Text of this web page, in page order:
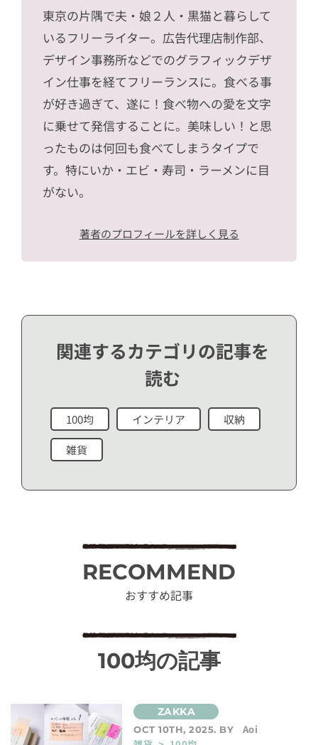
東京の片隅で夫・娘２人・黒猫と暮らして
いるフリーライター。広告代理店制作部、
デザイン事務所などでのグラフィックデザ
イン仕事を経てフリーランスに。食べる事
が好き過ぎて、遂に！食べ物への愛を文字
に乗せて発信することに。美味しい！と思
ったものは何回も食べてしまうタイプで
す。特にいか・エビ・寿司・ラーメンに目
がない。
著者のプロフィールを詳しく見る
関連するカテゴリの記事を
読む
100均 インテリア 収納
雑貨
RECOMMEND
おすすめ記事
100均の記事
OCT 10TH, 2025. BY
Aoi